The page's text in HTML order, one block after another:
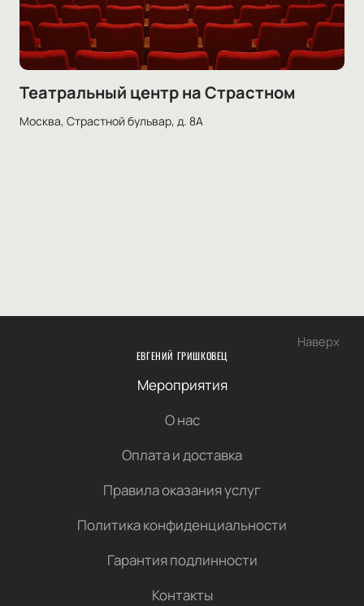
Театральный центр на Страстном
Москва, Страстной бульвар, д. 8А
Наверх
ЕВГЕНИЙ ГРИШКОВЕЦ
Мероприятия
О нас
Оплата и доставка
Правила оказания услуг
Политика конфиденциальности
Гарантия подлинности
Контакты